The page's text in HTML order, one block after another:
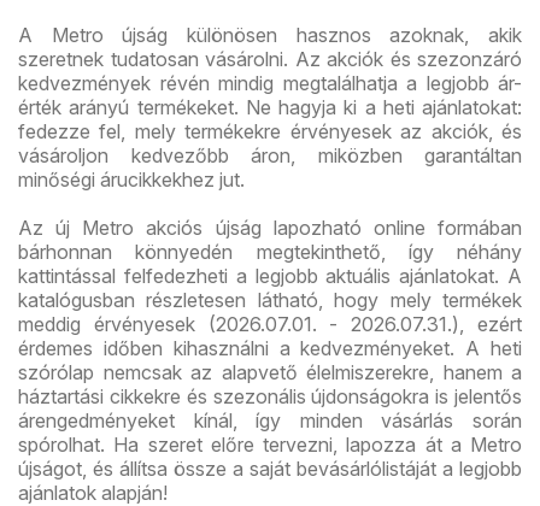
A Metro újság különösen hasznos azoknak, akik
szeretnek tudatosan vásárolni. Az akciók és szezonzáró
kedvezmények révén mindig megtalálhatja a legjobb ár-
érték arányú termékeket. Ne hagyja ki a heti ajánlatokat:
fedezze fel, mely termékekre érvényesek az akciók, és
vásároljon kedvezőbb áron, miközben garantáltan
minőségi árucikkekhez jut.
Az új Metro akciós újság lapozható online formában
bárhonnan könnyedén megtekinthető, így néhány
kattintással felfedezheti a legjobb aktuális ajánlatokat. A
katalógusban részletesen látható, hogy mely termékek
meddig érvényesek (2026.07.01. - 2026.07.31.), ezért
érdemes időben kihasználni a kedvezményeket. A heti
szórólap nemcsak az alapvető élelmiszerekre, hanem a
háztartási cikkekre és szezonális újdonságokra is jelentős
árengedményeket kínál, így minden vásárlás során
spórolhat. Ha szeret előre tervezni, lapozza át a Metro
újságot, és állítsa össze a saját bevásárlólistáját a legjobb
ajánlatok alapján!